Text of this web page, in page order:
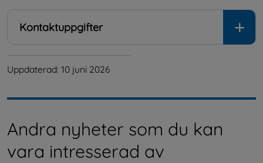
Kontaktuppgifter
Uppdaterad: 10 juni 2026
Andra nyheter som du kan
vara intresserad av